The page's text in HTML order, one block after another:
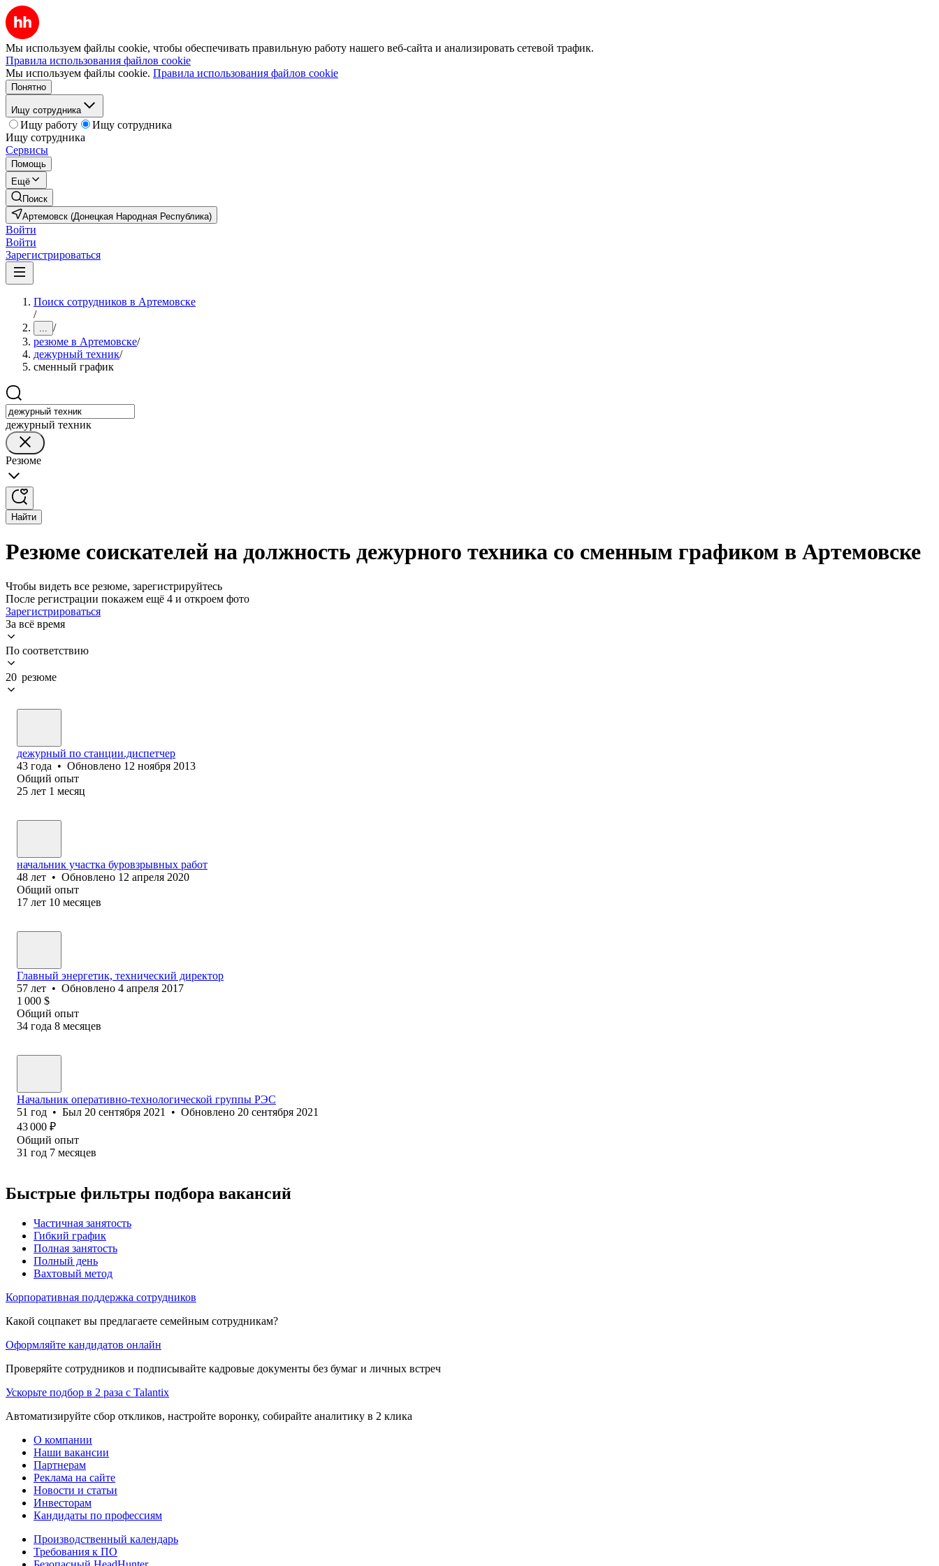
Мы используем файлы cookie, чтобы обеспечивать правильную работу нашего веб-сайта и анализировать сетевой трафик.
Правила использования файлов cookie
Мы используем файлы cookie. Правила использования файлов cookie
Понятно
Ищу сотрудника
Ищу работу
Ищу сотрудника
Ищу сотрудника
Сервисы
Помощь
Ещё
Поиск
Артемовск (Донецкая Народная Республика)
Войти
Войти
Зарегистрироваться
Поиск сотрудников в Артемовске
/
... /
резюме в Артемовске/
дежурный техник/
сменный график
дежурный техник
Резюме
Найти
Резюме соискателей на должность дежурного техника со сменным графиком в Артемовске
Чтобы видеть все резюме, зарегистрируйтесь
После регистрации покажем ещё 4 и откроем фото
Зарегистрироваться
За всё время
По соответствию
20 резюме
дежурный по станции.диспетчер
43 года • Обновлено 12 ноября 2013
Общий опыт
25 лет 1 месяц
начальник участка буровзрывных работ
48 лет • Обновлено 12 апреля 2020
Общий опыт
17 лет 10 месяцев
Главный энергетик, технический директор
57 лет • Обновлено 4 апреля 2017
1 000 $
Общий опыт
34 года 8 месяцев
Начальник оперативно-технологической группы РЭС
51 год • Был 20 сентября 2021 • Обновлено 20 сентября 2021
43 000 ₽
Общий опыт
31 год 7 месяцев
Быстрые фильтры подбора вакансий
Частичная занятость
Гибкий график
Полная занятость
Полный день
Вахтовый метод
Корпоративная поддержка сотрудников
Какой соцпакет вы предлагаете семейным сотрудникам?
Оформляйте кандидатов онлайн
Проверяйте сотрудников и подписывайте кадровые документы без бумаг и личных встреч
Ускорьте подбор в 2 раза с Talantix
Автоматизируйте сбор откликов, настройте воронку, собирайте аналитику в 2 клика
О компании
Наши вакансии
Партнерам
Реклама на сайте
Новости и статьи
Инвесторам
Кандидаты по профессиям
Производственный календарь
Требования к ПО